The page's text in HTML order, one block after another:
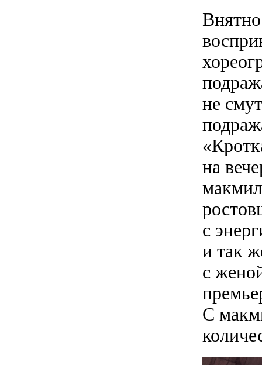
не
на
с
и так
с
С